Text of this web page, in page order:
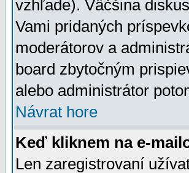
vzhľade). Väčšina
Vami pridaných
moderátorov a
board zbytočným
alebo administrátor
Návrat hore
Keď kliknem na e-
Len zaregistrovaní